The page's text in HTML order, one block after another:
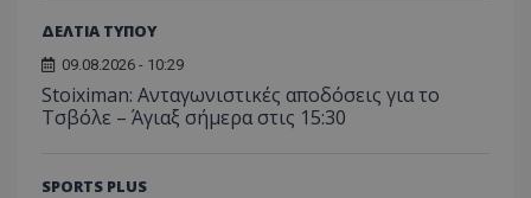
ΔΕΛΤΙΑ ΤΥΠΟΥ
09.08.2026 - 10:29
Stoiximan: Ανταγωνιστικές αποδόσεις για το
Τσβόλε – Άγιαξ σήμερα στις 15:30
SPORTS PLUS